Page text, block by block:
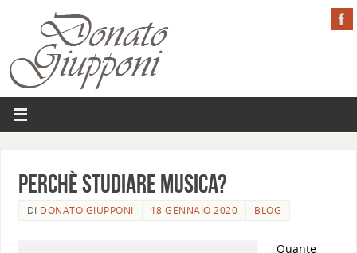
Perchè studiare musica?
DI DONATO GIUPPONI 18 GENNAIO 2020 BLOG
Quante